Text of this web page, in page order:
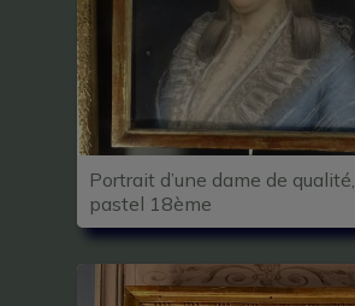
Portrait d’une dame de qualité,
pastel 18ème